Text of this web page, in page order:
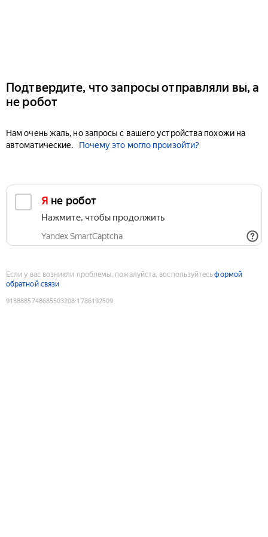
Подтвердите, что запросы отправляли вы, а
не робот
Нам очень жаль, но запросы с вашего устройства похожи на
автоматические.
Почему это могло произойти?
Я не робот
Нажмите, чтобы продолжить
Yandex SmartCaptcha
Если у вас возникли проблемы, пожалуйста, воспользуйтесьформой
обратной связи
9188885748685503208:1786192509